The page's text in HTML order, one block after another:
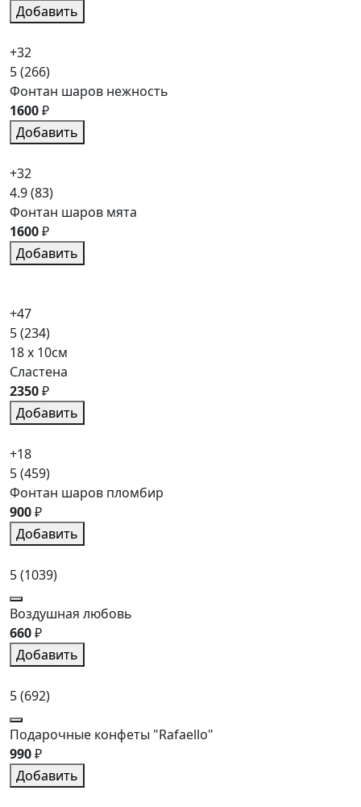
Добавить
+32
5(266)
Фонтан шаров нежность
1600₽
Добавить
+32
4.9(83)
Фонтан шаров мята
1600₽
Добавить
+47
5(234)
18 x 10см
Сластена
2350₽
Добавить
+18
5(459)
Фонтан шаров пломбир
900₽
Добавить
5(1039)
Воздушная любовь
660₽
Добавить
5(692)
Подарочные конфеты "Rafaello"
990₽
Добавить